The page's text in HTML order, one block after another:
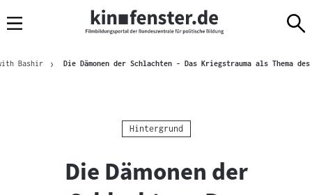
Navigation
zum
zur
amBrotkrümelnavigation
Bashir Die Dämonen der Schlachten - Das Kriegstrauma als Thema
Kategorie:
Hintergrund
Die Dämonen der